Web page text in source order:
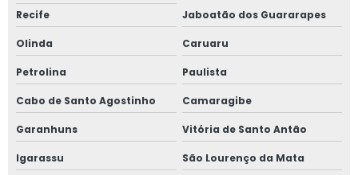
Recife
Jaboatão dos Guararapes
Olinda Caruaru
Petrolina Paulista
Cabo de Santo Agostinho Camaragibe
Garanhuns Vitória de Santo Antão
Igarassu São Lourenço da Mata